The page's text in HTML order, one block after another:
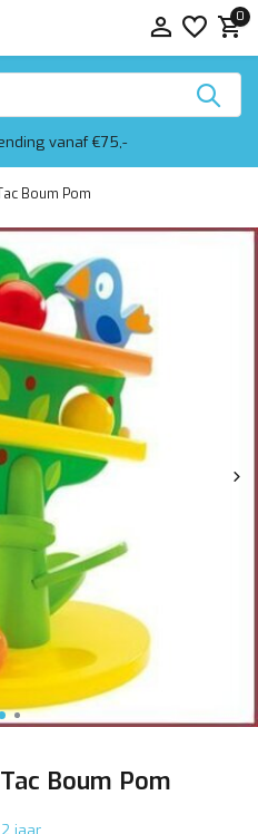
0
vanaf €75,-
Boum Pom
Boum Pom
jaar